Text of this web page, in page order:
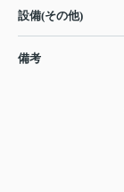
設備(その他)
備考